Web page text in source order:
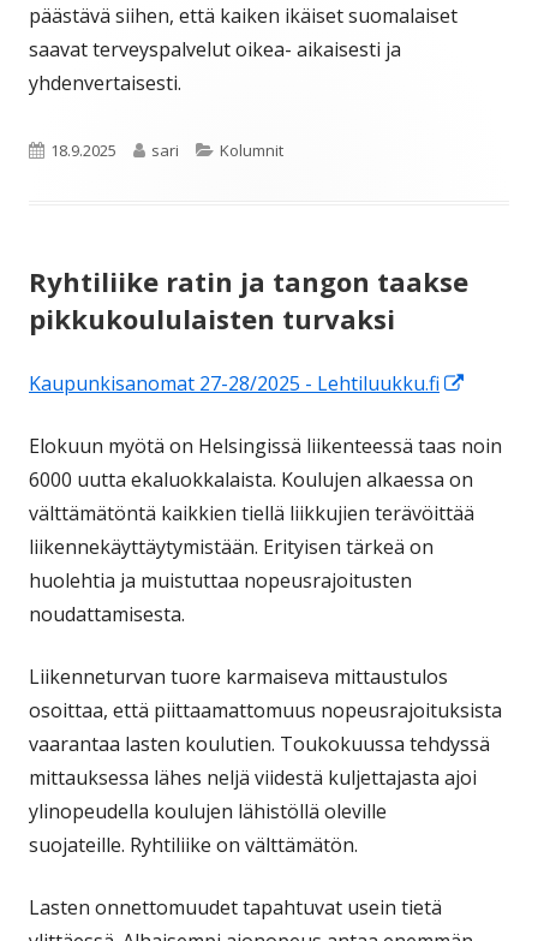
päästävä siihen, että kaiken ikäiset suomalaiset
saavat terveyspalvelut oikea- aikaisesti ja
yhdenvertaisesti.
Julkaistu
18.9.2025 Kirjoittaja
sari Kategoriat
Kolumnit
Ryhtiliike ratin ja tangon taakse
pikkukoululaisten turvaksi
Kaupunkisanomat 27-28/2025 - Lehtiluukku.fi
Elokuun myötä on Helsingissä liikenteessä taas noin
6000 uutta ekaluokkalaista. Koulujen alkaessa on
välttämätöntä kaikkien tiellä liikkujien terävöittää
liikennekäyttäytymistään. Erityisen tärkeä on
huolehtia ja muistuttaa nopeusrajoitusten
noudattamisesta.
Liikenneturvan tuore karmaiseva mittaustulos
osoittaa, että piittaamattomuus nopeusrajoituksista
vaarantaa lasten koulutien. Toukokuussa tehdyssä
mittauksessa lähes neljä viidestä kuljettajasta ajoi
ylinopeudella koulujen lähistöllä oleville
suojateille. Ryhtiliike on välttämätön.
Lasten onnettomuudet tapahtuvat usein tietä